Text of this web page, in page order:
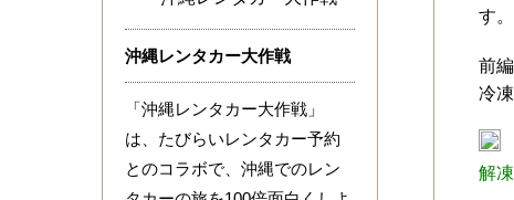
す。
前
冷
解
沖縄レンタカー大作戦
「沖縄レンタカー大作戦」
は、たびらいレンタカー予約
とのコラボで、沖縄でのレン